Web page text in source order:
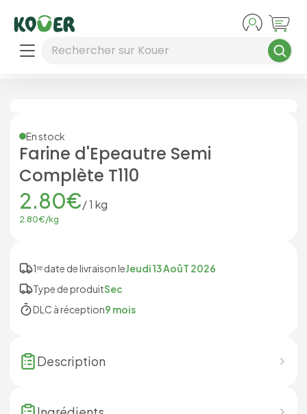
Rechercher sur Kouer
En stock
Farine d'Epeautre Semi
Complète T110
2.80€/1 kg
2.80€/kg
1ʳᵉ date de livraison leJeudi 13 AoûT 2026
Type de produitSec
DLC à réception9 mois
Description